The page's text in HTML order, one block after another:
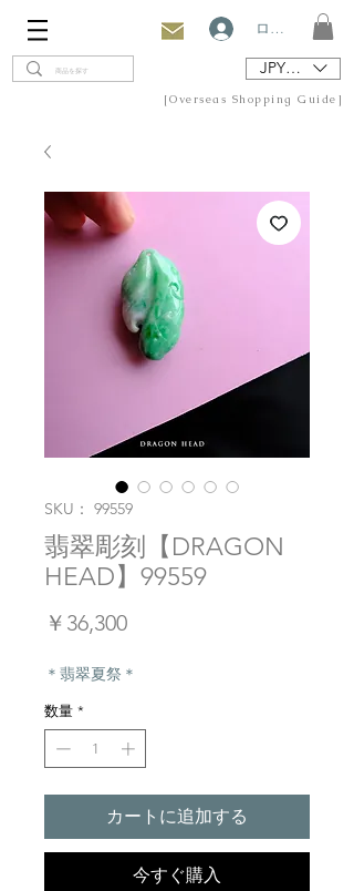
ログイン
JPY (¥)
[Overseas Shopping Guide]
SKU： 99559
翡翠彫刻【DRAGON
HEAD】99559
￥36,300価
＊翡翠夏祭＊
数量 *
カートに追加する
今すぐ購入